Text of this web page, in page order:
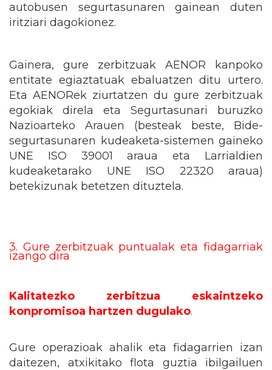
autobusen segurtasunaren gainean duten
iritziari dagokionez.
Gainera, gure zerbitzuak AENOR kanpoko
entitate egiaztatuak ebaluatzen ditu urtero.
Eta AENORek ziurtatzen du gure zerbitzuak
egokiak direla eta Segurtasunari buruzko
Nazioarteko Arauen (besteak beste, Bide-
segurtasunaren kudeaketa-sistemen gaineko
UNE ISO 39001 araua eta Larrialdien
kudeaketarako UNE ISO 22320 araua)
betekizunak betetzen dituztela.
3. Gure zerbitzuak puntualak eta fidagarriak
izango dira
Kalitatezko zerbitzua eskaintzeko
konpromisoa hartzen dugulako.
Gure operazioak ahalik eta fidagarrien izan
daitezen, atxikitako flota guztia ibilgailuen